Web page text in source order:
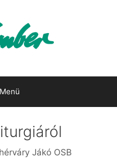
Menü
Jákó OSB